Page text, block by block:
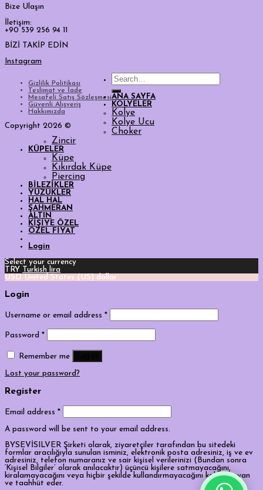
Bize Ulaşın
İletişim:
+90 539 256 94 11
BİZİ TAKİP EDİN
Instagram
Gizlilik Politikası
Teslimat ve İade
Mesafeli Satış Sözleşmesi
Güvenli Alışveriş
Hakkımızda
Copyright 2026 ©
Search
for:
ANA SAYFA
KOLYELER
Kolye
Kolye Ucu
Choker
Zincir
KÜPELER
Küpe
Kıkırdak Küpe
Piercing
BİLEZİKLER
YÜZÜKLER
HAL HAL
ŞAHMERAN
ALTIN
KİŞİYE ÖZEL
ÖZEL FİYAT
Login
Select your currency
TRY Turkish lira
USD
United States (US) dollar
Login
Username or email address *
Password *
Remember me
Lost your password?
Register
Email address *
A password will be sent to your email address.
BYSEVİSILVER Şirketi olarak, ziyaretçiler tarafından bu sitedeki
formlar aracılığıyla sunulan isminiz, elektronik posta adresiniz, iş ve ev
adresiniz, telefon numaranız ve sair kişisel verilerinizi (Bundan sonra
‘Kişisel Bilgiler’ olarak anılacaktır) üçüncü kişilere satmayacağını,
kiralamayacağını veya hiçbir şekilde kullandırmayacağını kabul, beyan
ve taahhüt eder.